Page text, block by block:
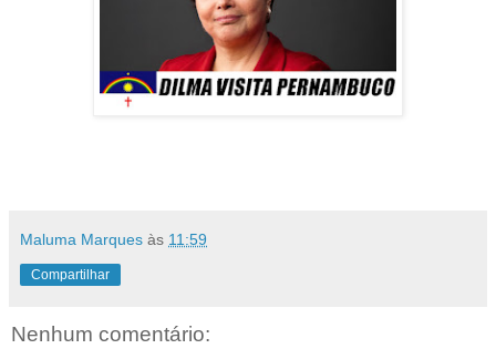
Maluma Marques às 11:59
Compartilhar
Nenhum comentário: